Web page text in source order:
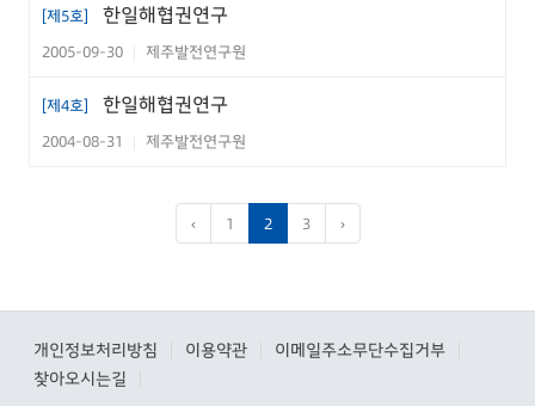
[제5호] 한일해협권연구
2005-09-30 제주발전연구원
[제4호] 한일해협권연구
2004-08-31 제주발전연구원
‹ 1 2 3 ›
개인정보처리방침 이용약관 이메일주소무단수집거부
찾아오시는길